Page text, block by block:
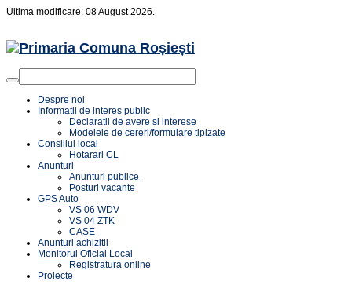
Ultima modificare: 08 August 2026.
Despre noi
Informatii de interes public
Declaratii de avere si interese
Modelele de cereri/formulare tipizate
Consiliul local
Hotarari CL
Anunturi
Anunturi publice
Posturi vacante
GPS Auto
VS 06 WDV
VS 04 ZTK
CASE
Anunturi achizitii
Monitorul Oficial Local
Registratura online
Proiecte